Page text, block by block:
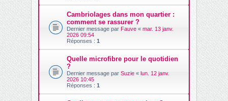
Cambriolages dans mon quartier :
comment se rassurer ?
Dernier message par Fauve « mar. 13 janv.
2026 09:54
Réponses : 1
Quelle microfibre pour le quotidien
?
Dernier message par Suzie « lun. 12 janv.
2026 10:45
Réponses : 1